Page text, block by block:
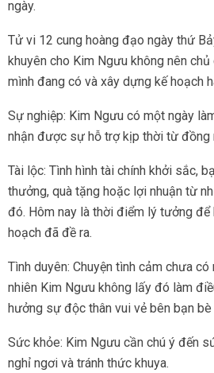
ngày.
Tử vi 12 cung hoàng đạo ngày thứ
khuyên cho Kim Ngưu không nên
mình đang có và xây dựng kế hoạch
Sự nghiệp: Kim Ngưu có một ngày
nhận được sự hỗ trợ kịp thời từ đồng
Tài lộc: Tình hình tài chính khởi sắc,
thưởng, quà tặng hoặc lợi nhuận từ
đó. Hôm nay là thời điểm lý tưởng
hoạch đã đề ra.
Tình duyên: Chuyện tình cảm chưa có
nhiên Kim Ngưu không lấy đó làm
hưởng sự độc thân vui vẻ bên bạn bè
Sức khỏe: Kim Ngưu cần chú ý đến
nghỉ ngơi và tránh thức khuya.